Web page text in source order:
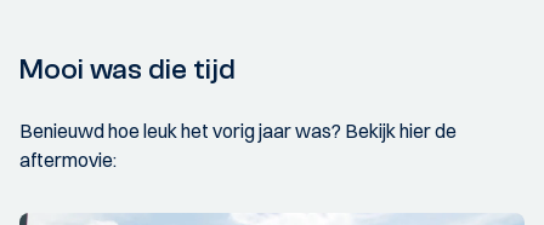
Mooi was die tijd
Benieuwd hoe leuk het vorig jaar was? Bekijk hier de
aftermovie: